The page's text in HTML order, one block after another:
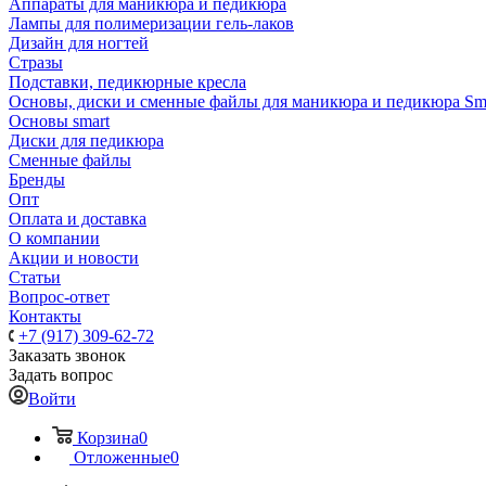
Аппараты для маникюра и педикюра
Лампы для полимеризации гель-лаков
Дизайн для ногтей
Стразы
Подставки, педикюрные кресла
Основы, диски и сменные файлы для маникюра и педикюра
Основы smart
Диски для педикюра
Сменные файлы
Бренды
Опт
Оплата и доставка
О компании
Акции и новости
Статьи
Вопрос-ответ
Контакты
+7 (917) 309-62-72
Заказать звонок
Задать вопрос
Войти
Корзина0
Отложенные0